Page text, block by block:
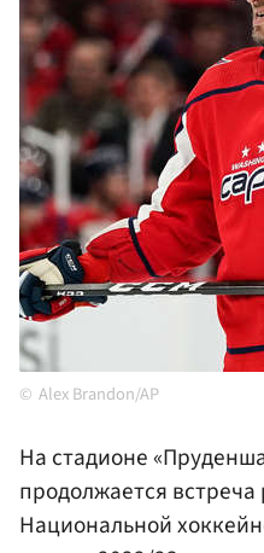
Alex Brandon/AP
На стадионе
продолжается
Национальной